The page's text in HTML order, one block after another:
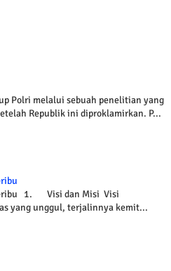
Polri melalui sebuah penelitian yang
Republik ini diproklamirkan. P...
1. Visi dan Misi Visi
yang unggul, terjalinnya kemit...